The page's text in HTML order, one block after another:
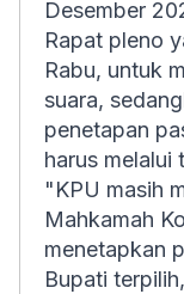
Desember
Rapat pleno
Rabu, untuk
suara,
penetapan
harus melalui
"KPU masih
Mahkamah
menetapkan
Bupati